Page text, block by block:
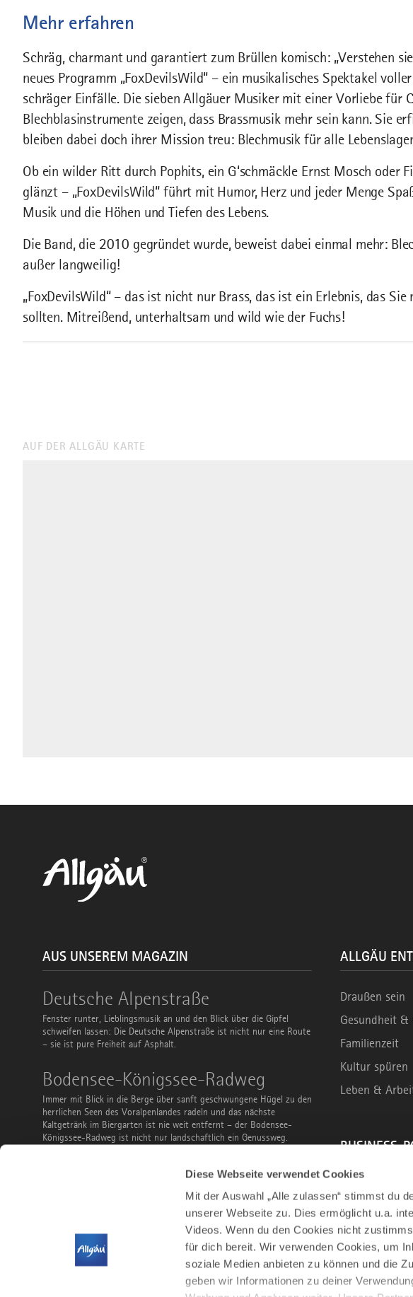
Diese Webseite verwendet Cookies
Mit der Auswahl „Alle zulassen“ stimmst du
unserer Webseite zu. Dies ermöglicht u.a.
Videos. Wenn du den Cookies nicht
für dich bereit. Wir verwenden Cookies, um
soziale Medien anbieten zu können und die
geben wir Informationen zu deiner
Mehr erfahren
Schräg, charmant und garantiert zum Brüllen komisch: „Verstehen
neues Programm „FoxDevilsWild“ – ein musikalisches Spektakel
schräger Einfälle. Die sieben Allgäuer Musiker mit einer Vorliebe für
Blechblasinstrumente zeigen, dass Brassmusik mehr sein kann. Sie
bleiben dabei doch ihrer Mission treu: Blechmusik für alle
Ob ein wilder Ritt durch Pophits, ein G‘schmäckle Ernst Mosch oder
glänzt – „FoxDevilsWild“ führt mit Humor, Herz und jeder Menge
Musik und die Höhen und Tiefen des Lebens.
Die Band, die 2010 gegründet wurde, beweist dabei einmal mehr:
außer langweilig!
„FoxDevilsWild“ – das ist nicht nur Brass, das ist ein Erlebnis, das Sie
sollten. Mitreißend, unterhaltsam und wild wie der Fuchs!
AUF DER ALLGÄU KARTE
AUS UNSEREM MAGAZIN
Deutsche Alpenstraße
Fenster runter, Lieblingsmusik an und den Blick über die Gipfel
schweifen lassen: Die Deutsche Alpenstraße ist nicht nur eine Route
– sie ist pure Freiheit auf Asphalt.
Deutsche
Alpenstraße
Bodensee-Königssee-Radweg
Immer mit Blick in die Berge über sanft geschwungene Hügel zu den
herrlichen Seen des Voralpenlandes radeln und das nächste
Kaltgetränk im Biergarten ist nie weit entfernt – der Bodensee-
Königssee-Radweg ist nicht nur landschaftlich ein Genussweg.
Bodensee-
Königssee-
Radweg
Ausflüge mit Bus und Bahn
Du musst keinen Parkplatz suchen, kannst vor der Abreise sorglos
noch ein Bier bestellen und ist teilweise sogar gratis: Nutze Bus
und Bahn, um das Allgäu zu entdecken. Ob Familienausflug,
Stadtbesuch, Wanderung, Radtour oder Wintersport – hier findest
du ein paar Vorschläge.
ALLGÄU
Draußen sein
Gesundheit &
Familienzeit
Kultur spüren
Leben &
BUSINESS-
Tourismus im
Business
Innovation